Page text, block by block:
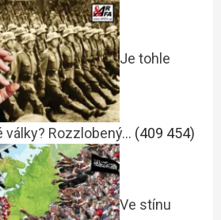
Je tohle
války? Rozzlobený… (409 454)
Ve stínu